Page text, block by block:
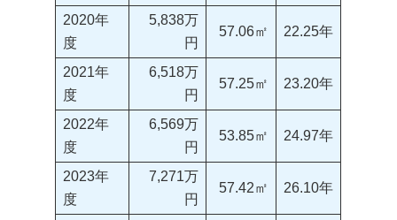
2020年
度
5,838万
円
57.06㎡ 22.25年
2021年
度
6,518万
円
57.25㎡ 23.20年
2022年
度
6,569万
円
53.85㎡ 24.97年
2023年
度
7,271万
円
57.42㎡ 26.10年